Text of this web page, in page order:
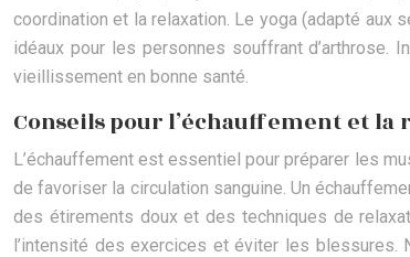
coordination et la relaxation. Le yoga (adapté aux
idéaux pour les personnes souffrant
vieillissement en bonne santé.
Conseils pour l’échauffement et la
L’échauffement est essentiel pour préparer les
de favoriser la circulation sanguine. Un
des étirements doux et des techniques de
l’intensité des exercices et éviter les